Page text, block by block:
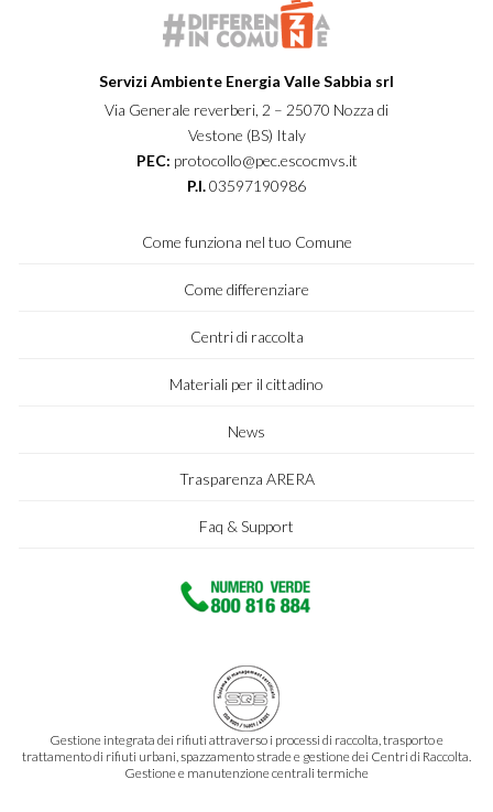
Servizi Ambiente Energia Valle Sabbia srl
Via Generale reverberi, 2 – 25070 Nozza di
Vestone (BS) Italy
PEC: protocollo@pec.escocmvs.it
P.I.03597190986
Come funziona nel tuo Comune
Come differenziare
Centri di raccolta
Materiali per il cittadino
News
Trasparenza ARERA
Faq & Support
Gestione integrata dei rifiuti attraverso i processi di raccolta, trasporto e
trattamento di rifiuti urbani, spazzamento strade e gestione dei Centri di Raccolta.
Gestione e manutenzione centrali termiche